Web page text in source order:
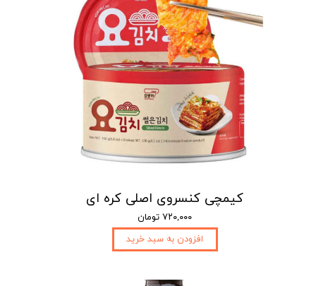
کیمچی کنسروی اصلی کره ای
۷۲۰,۰۰۰ تومان
افزودن به سبد خرید